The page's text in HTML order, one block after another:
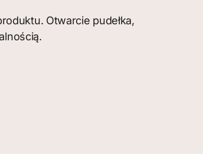
Otwarcie pudełka,